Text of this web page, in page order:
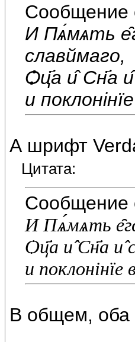
Сообщение
И Пѧ́мѧть
славймаго,
Ѻц҃а и̂ Сн҃а
и
А шрифт
Цитата:
Сообщение
И Пѧ́мѧть
Ѻц҃а и̂ Сн҃а и̂
и поклонiнïе
В общем, оба